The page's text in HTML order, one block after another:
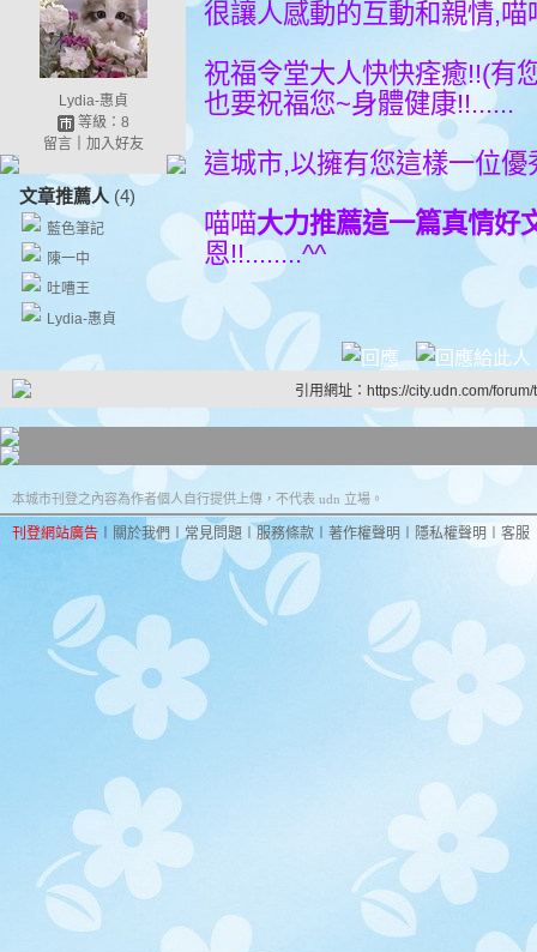
Lydia-惠貞
等級：8
留言｜ 加入好友
文章推薦人 (4)
藍色筆記
陳一中
吐嘈王
Lydia-惠貞
很讓人感動的互動和親情,
祝福令堂大人快快痊癒!!(有
也要祝福您~身體健康!!......
這城市,以擁有您這樣一位優
喵喵大力推薦這一篇真情好
恩!!........^^
引用網址：https://city.udn.com/
本城市刊登之內容為作者個人自行提供上傳，不代表 udn 立場。
刊登網站廣告 關於我們 常見問題 服務條款 著作權聲明 隱私權聲明 客服